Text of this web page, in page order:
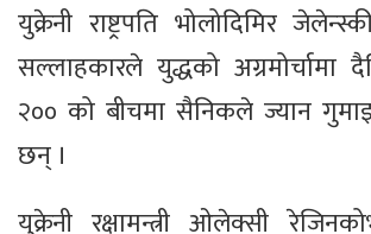
युक्रेनी राष्ट्रपति भोलोदिमिर
सल्लाहकारले युद्धको अग्रमोर्चामा
२०० को बीचमा सैनिकले ज्यान
छन् ।
युक्रेनी रक्षामन्त्री ओलेक्सी